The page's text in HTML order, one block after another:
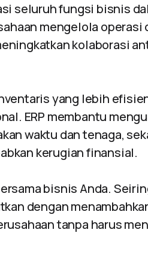
seluruh fungsi bisnis
mengelola operasi
kolaborasi
yang lebih
ERP membantu
waktu dan tenaga,
kerugian finansial.
bisnis Anda.
dengan
tanpa harus